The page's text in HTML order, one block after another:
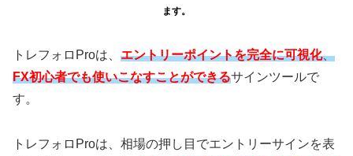
ます。
トレフォロProは、 エントリーポイントを完全に可視化、
FX初心者でも使いこなすことができるサインツールで
す。
トレフォロProは、相場の押し目でエントリーサインを表